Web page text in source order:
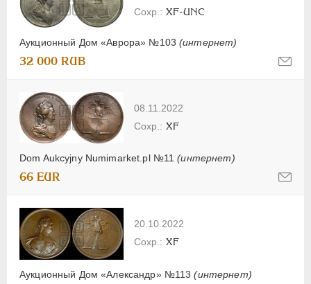
Аукционный Дом «Аврора» №103(интернет)
XF-UNC
32 000 RUB
08.11.2022
Dom Aukcyjny Numimarket.pl №11(интернет)
XF
66 EUR
20.10.2022
Аукционный Дом «Александр» №113(интернет)
XF